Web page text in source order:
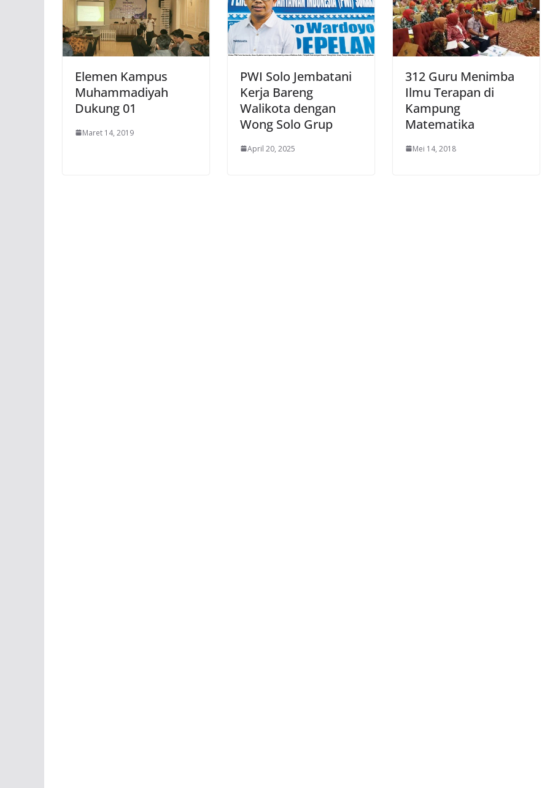
Elemen Kampus
Muhammadiyah
Dukung 01
Maret 14, 2019
PWI Solo Jembatani
Kerja Bareng
Walikota dengan
Wong Solo Grup
April 20, 2025
312 Guru Menimba
Ilmu Terapan di
Kampung
Matematika
Mei 14, 2018